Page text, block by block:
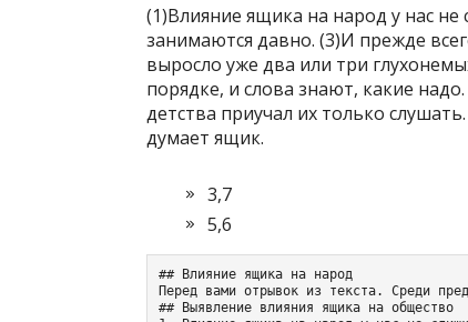
(1)Влияние ящика на народ у нас
занимаются давно. (3)И прежде
выросло уже два или три
порядке, и слова знают, какие
детства приучал их только
думает ящик.
3,7
5,6
## Влияние ящика на народ
Перед вами отрывок из текста. Среди
## Выявление влияния ящика на общество